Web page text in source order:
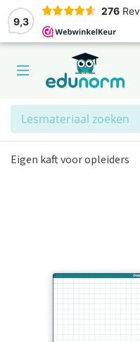
9,3
276
Zoeken
Eigen kaft voor opleiders